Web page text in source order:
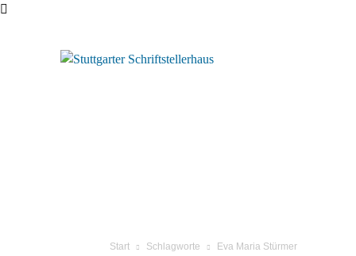
Start Schlagworte Eva Maria Stürmer